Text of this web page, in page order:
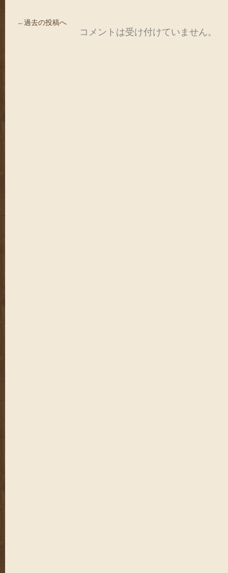
←過去の投稿へ
コメントは受け付けていません。